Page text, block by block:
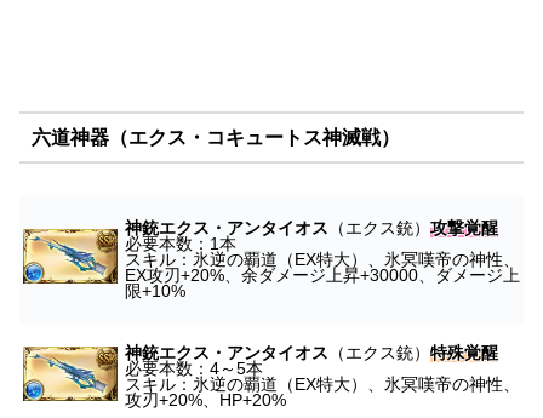
六道神器（エクス・コキュートス神滅戦）
神銃エクス・アンタイオス （エクス銃） 攻撃覚醒
必要本数：1本
スキル：氷逆の覇道（EX特大）、氷冥嘆帝の神性、
EX攻刃+20%、余ダメージ上昇+30000、ダメージ上
限+10%
神銃エクス・アンタイオス （エクス銃） 特殊覚醒
必要本数：4～5本
スキル：氷逆の覇道（EX特大）、氷冥嘆帝の神性、
攻刃+20%、HP+20%